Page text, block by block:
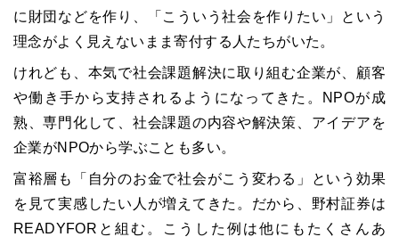
に財団などを作り、「こういう社会を作りたい」という
理念がよく見えないまま寄付する人たちがいた。
けれども、本気で社会課題解決に取り組む企業が、顧客
や働き手から支持されるようになってきた。NPOが成
熟、専門化して、社会課題の内容や解決策、アイデアを
企業がNPOから学ぶことも多い。
富裕層も「自分のお金で社会がこう変わる」という効果
を見て実感したい人が増えてきた。だから、野村証券は
READYFORと組む。こうした例は他にもたくさんあ